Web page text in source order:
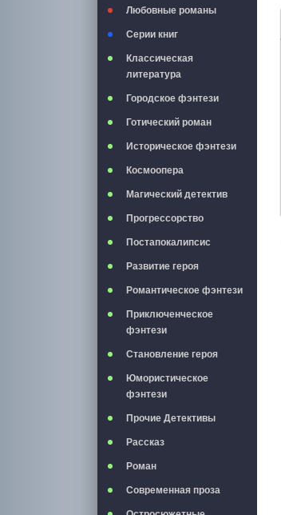
Любовные романы
Серии книг
Классическая
литература
Городское фэнтези
Готический роман
Историческое фэнтези
Космоопера
Магический детектив
Прогрессорство
Постапокалипсис
Развитие героя
Романтическое фэнтези
Приключенческое
фэнтези
Становление героя
Юмористическое
фэнтези
Прочие Детективы
Рассказ
Роман
Современная проза